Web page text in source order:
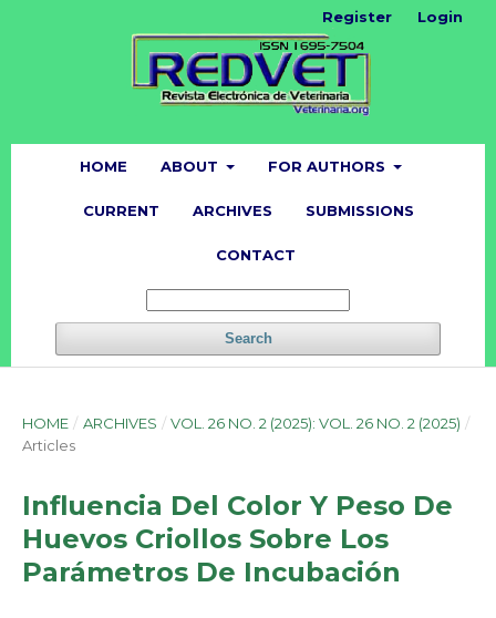
HOME ABOUT FOR AUTHORS
CURRENT ARCHIVES SUBMISSIONS
CONTACT
Search
Register Login
HOME / ARCHIVES / VOL. 26 NO. 2 (2025): VOL. 26 NO. 2 (2025) /
Articles
Influencia Del Color Y Peso De
Huevos Criollos Sobre Los
Parámetros De Incubación